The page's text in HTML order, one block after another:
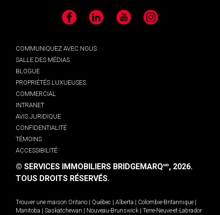
Facebook LinkedIn YouTube Instagram
COMMUNIQUEZ AVEC NOUS
SALLE DES MÉDIAS
BLOGUE
PROPRIÉTÉS LUXUEUSES
COMMERCIAL
INTRANET
AVIS JURIDIQUE
CONFIDENTIALITÉ
TÉMOINS
ACCESSIBILITÉ
© SERVICES IMMOBILIERS BRIDGEMARQMD, 2026.
TOUS DROITS RÉSERVÉS.
Trouver une maison Ontario Québec Alberta Colombie-Britannique
Manitoba
Saskatchewan Nouveau-Brunswick
Terre-Neuve-et-Labrador